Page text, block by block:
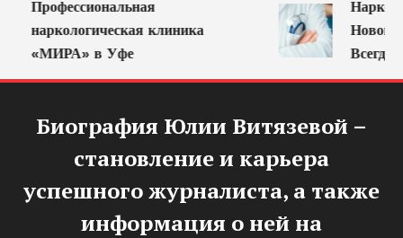
Профессиональная
наркологическая клиника
«МИРА» в Уфе
Всегда
Биография Юлии Витязевой –
становление и карьера
успешного журналиста, а также
информация о ней на